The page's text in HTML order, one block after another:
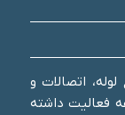
اتصالات و
فعالیت داشته